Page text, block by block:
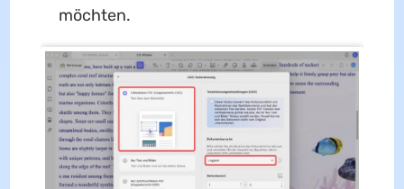
möchten.